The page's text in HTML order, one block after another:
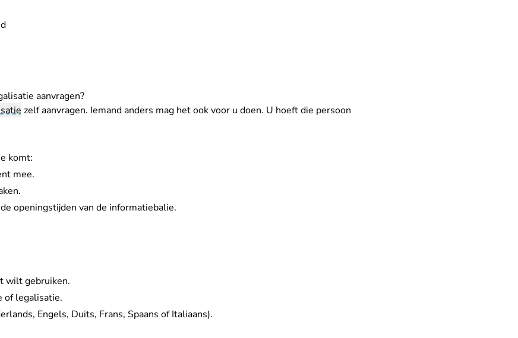
aanvragen?
zelf aanvragen. Iemand anders mag het ook voor u doen. U hoeft die persoon
komt:
mee.
openingstijden van de informatiebalie.
wilt gebruiken.
of legalisatie.
Engels, Duits, Frans, Spaans of Italiaans).